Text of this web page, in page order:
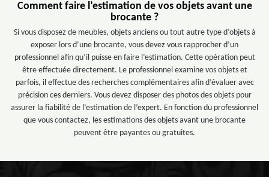
Comment faire l’estimation de vos objets avant une
brocante ?
Si vous disposez de meubles, objets anciens ou tout autre type d’objets à
exposer lors d’une brocante, vous devez vous rapprocher d’un
professionnel afin qu’il puisse en faire l’estimation. Cette opération peut
être effectuée directement. Le professionnel examine vos objets et
parfois, il effectue des recherches complémentaires afin d’évaluer avec
précision ces derniers. Vous devez disposer des photos des objets pour
assurer la fiabilité de l’estimation de l’expert. En fonction du professionnel
que vous contactez, les estimations des objets avant une brocante
peuvent être payantes ou gratuites.